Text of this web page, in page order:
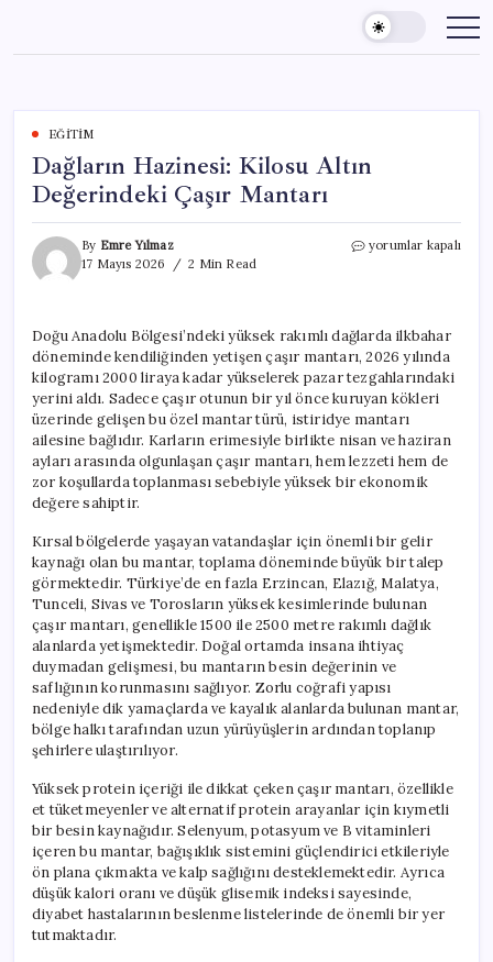
content
EĞITIM
Dağların Hazinesi: Kilosu Altın
Değerindeki Çaşır Mantarı
By Emre Yılmaz
17 Mayıs 2026
2 Min Read
Dağların
Çaşır
Mantarı
için
yorumlar kapalı
Doğu Anadolu Bölgesi’ndeki yüksek rakımlı dağlarda ilkbahar
döneminde kendiliğinden yetişen çaşır mantarı, 2026 yılında
kilogramı 2000 liraya kadar yükselerek pazar tezgahlarındaki
yerini aldı. Sadece çaşır otunun bir yıl önce kuruyan kökleri
üzerinde gelişen bu özel mantar türü, istiridye mantarı
ailesine bağlıdır. Karların erimesiyle birlikte nisan ve haziran
ayları arasında olgunlaşan çaşır mantarı, hem lezzeti hem de
zor koşullarda toplanması sebebiyle yüksek bir ekonomik
değere sahiptir.
Kırsal bölgelerde yaşayan vatandaşlar için önemli bir gelir
kaynağı olan bu mantar, toplama döneminde büyük bir talep
görmektedir. Türkiye’de en fazla Erzincan, Elazığ, Malatya,
Tunceli, Sivas ve Torosların yüksek kesimlerinde bulunan
çaşır mantarı, genellikle 1500 ile 2500 metre rakımlı dağlık
alanlarda yetişmektedir. Doğal ortamda insana ihtiyaç
duymadan gelişmesi, bu mantarın besin değerinin ve
saflığının korunmasını sağlıyor. Zorlu coğrafi yapısı
nedeniyle dik yamaçlarda ve kayalık alanlarda bulunan mantar,
bölge halkı tarafından uzun yürüyüşlerin ardından toplanıp
şehirlere ulaştırılıyor.
Yüksek protein içeriği ile dikkat çeken çaşır mantarı, özellikle
et tüketmeyenler ve alternatif protein arayanlar için kıymetli
bir besin kaynağıdır. Selenyum, potasyum ve B vitaminleri
içeren bu mantar, bağışıklık sistemini güçlendirici etkileriyle
ön plana çıkmakta ve kalp sağlığını desteklemektedir. Ayrıca
düşük kalori oranı ve düşük glisemik indeksi sayesinde,
diyabet hastalarının beslenme listelerinde de önemli bir yer
tutmaktadır.